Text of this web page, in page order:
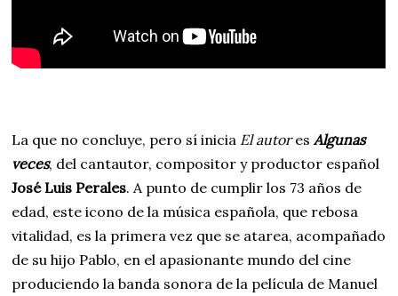
La que no concluye, pero sí inicia El autoresAlgunas
veces, del cantautor, compositor y productor español
José Luis Perales. A punto de cumplir los 73 años de
edad, este icono de la música española, que rebosa
vitalidad, es la primera vez que se atarea, acompañado
de su hijo Pablo, en el apasionante mundo del cine
produciendo la banda sonora de la película de Manuel